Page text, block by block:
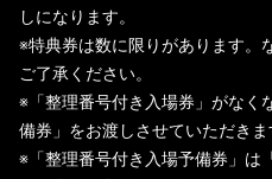
しになります。
※特典券は数に限りがあります。
ご了承ください。
※「整理番号付き入場券」がなく
備券」をお渡しさせていただきま
※「整理番号付き入場予備券」は